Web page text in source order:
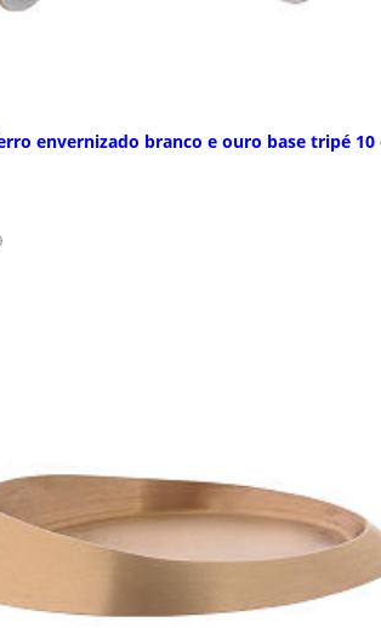
envernizado branco e ouro base tripé 10